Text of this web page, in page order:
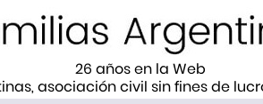
26 años en la Web
asociación civil sin fines de